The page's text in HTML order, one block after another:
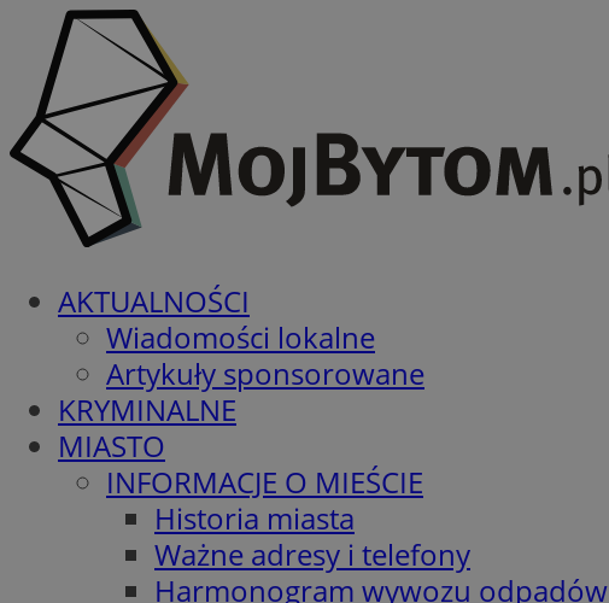
AKTUALNOŚCI
Wiadomości lokalne
Artykuły sponsorowane
KRYMINALNE
MIASTO
INFORMACJE O MIEŚCIE
Historia miasta
Ważne adresy i telefony
Harmonogram wywozu odpadów